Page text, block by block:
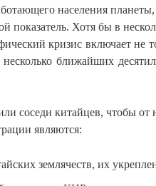
населения
показатель. Хотя бы в
кризис включает не
ближайших
соседи китайцев, чтобы от
являются:
землячеств, их